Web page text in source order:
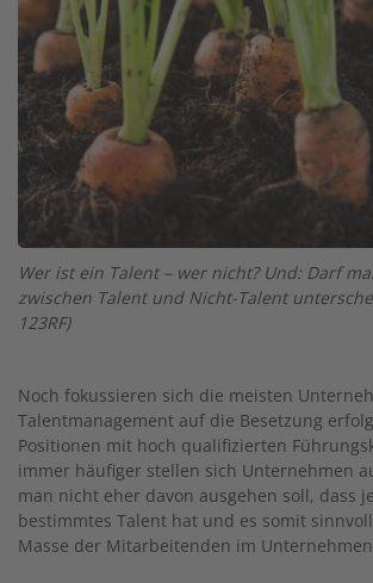
Wer ist ein Talent – wer nicht? Und: Darf
zwischen Talent und Nicht-Talent
123RF)
Noch fokussieren sich die meisten
Talentmanagement auf die Besetzung
Positionen mit hoch qualifizierten
immer häufiger stellen sich Unternehmen
man nicht eher davon ausgehen soll, dass
bestimmtes Talent hat und es somit
Masse der Mitarbeitenden im